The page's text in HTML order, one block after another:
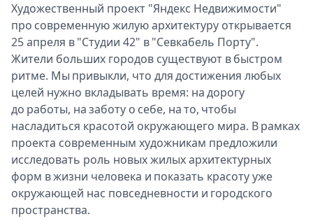
Художественный проект "Яндекс Недвижимости"
про современную жилую архитектуру открывается
25 апреля в "Студии 42" в "Севкабель Порту".
Жители больших городов существуют в быстром
ритме. Мы привыкли, что для достижения любых
целей нужно вкладывать время: на дорогу
до работы, на заботу о себе, на то, чтобы
насладиться красотой окружающего мира. В рамках
проекта современным художникам предложили
исследовать роль новых жилых архитектурных
форм в жизни человека и показать красоту уже
окружающей нас повседневности и городского
пространства.